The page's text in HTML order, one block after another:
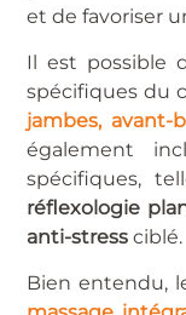
et de favoriser
Il est possible
spécifiques du
jambes, avant-
également
spécifiques,
réflexologie
anti-stress ciblé.
Bien entendu,